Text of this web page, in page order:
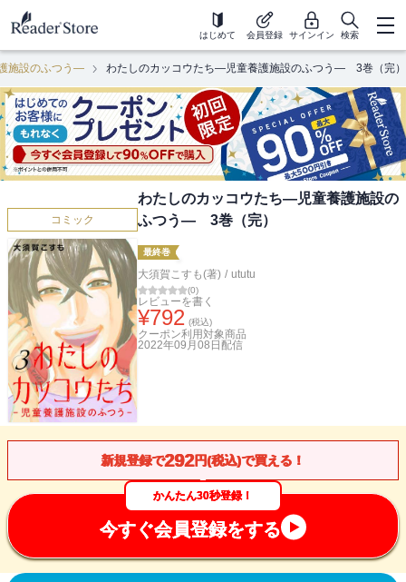
はじめて 会員登録 サインイン 検索
施設のふつう― わたしのカッコウたち―児童養護施設のふつう― 3巻（完）
コミック
わたしのカッコウたち―児童養護施設の
ふつう― 3巻（完）
最終巻
大須賀こすも(著) / ututu
(0)
レビューを書く
¥792 (税込)
クーポン利用対象商品
2022年09月08日 配信
新規登録で292円(税込)で買える！
かんたん30秒登録！
今すぐ会員登録をする